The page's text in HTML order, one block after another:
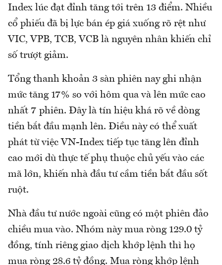
Index lúc đạt đỉnh tăng tới trên 13 điểm. Nhiều
cổ phiếu đã bị lực bán ép giá xuống rõ rệt như
VIC, VPB, TCB, VCB là nguyên nhân khiến chỉ
số trượt giảm.
Tổng thanh khoản 3 sàn phiên nay ghi nhận
mức tăng 17% so với hôm qua và lên mức cao
nhất 7 phiên. Đây là tín hiệu khá rõ về dòng
tiền bắt đầu mạnh lên. Điều này có thể xuất
phát từ việc VN-Index tiếp tục tăng lên đỉnh
cao mới dù thực tế phụ thuộc chủ yếu vào các
mã lớn, khiến nhà đầu tư cầm tiền bắt đầu sốt
ruột.
Nhà đầu tư nước ngoài cũng có một phiên đảo
chiều mua vào. Nhóm này mua ròng 129.0 tỷ
đồng, tính riêng giao dịch khớp lệnh thì họ
mua ròng 28.6 tỷ đồng. Mua ròng khớp lệnh